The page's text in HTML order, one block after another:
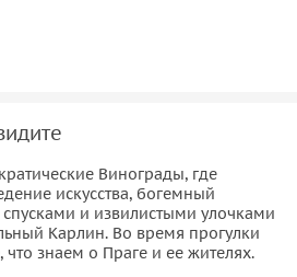
Винограды, где
искусства, богемный
и извилистыми улочками
Карлин. Во время прогулки
знаем о Праге и ее жителях.